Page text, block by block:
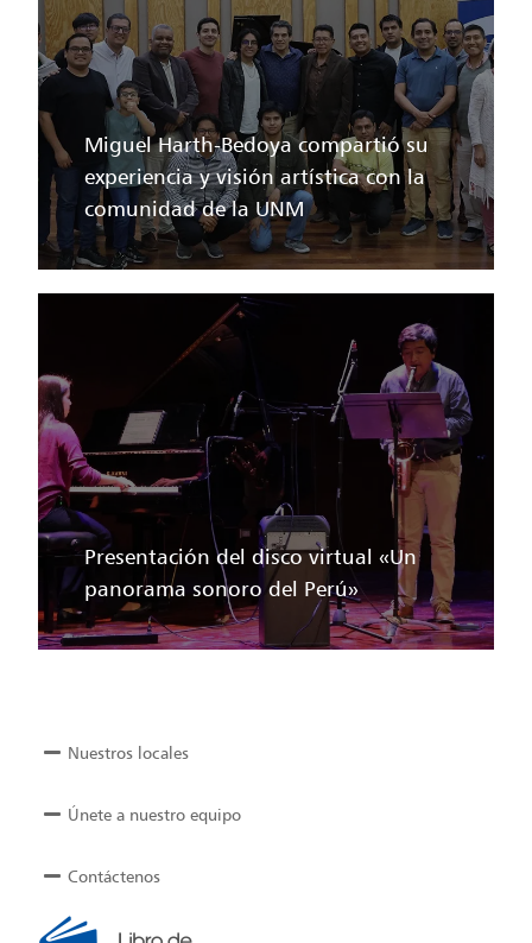
Miguel Harth-Bedoya compartió su
experiencia y visión artística con la
comunidad de la UNM
Presentación del disco virtual «Un
panorama sonoro del Perú»
Nuestros locales
Únete a nuestro equipo
Contáctenos